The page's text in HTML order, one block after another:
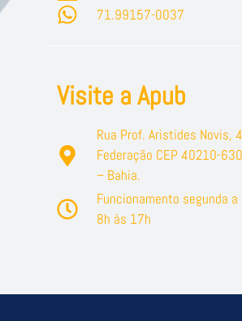
71.99157-0037
Visite a Apub
Rua Prof. Aristides Novis,
Federação CEP 40210-
– Bahia.
Funcionamento segunda
8h às 17h